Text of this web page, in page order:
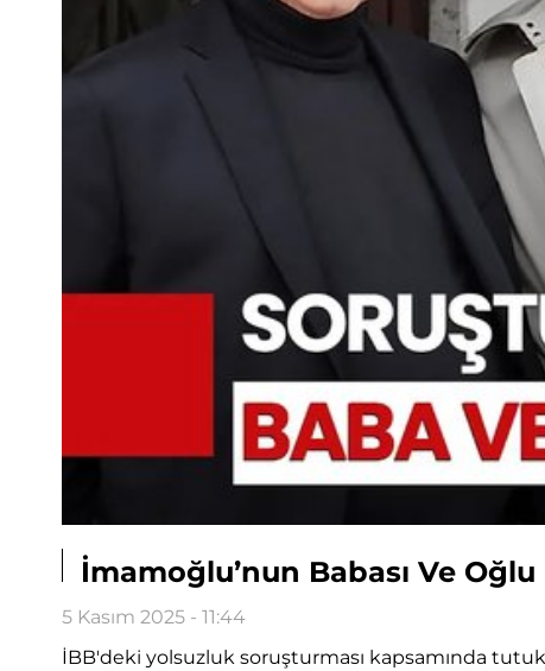
İmamoğlu’nun Babası Ve Oğlu
5 Kasım 2025 - 11:44
İBB'deki yolsuzluk soruşturması kapsamında